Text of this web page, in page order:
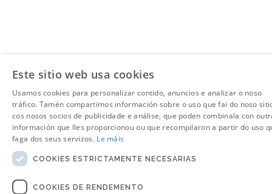
Este sitio web usa cookies
Usamos cookies para personalizar contido, anuncios e analizar o noso
tráfico. Tamén compartimos información sobre o uso que fai do noso
cos nosos socios de publicidade e análise, que poden combinala con
información que lles proporcionou ou que recompilaron a partir do uso
faga dos seus servizos. Le máis
COOKIES ESTRICTAMENTE NECESARIAS
COOKIES DE RENDEMENTO